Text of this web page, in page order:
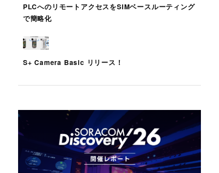
PLCへのリモートアクセスをSIMベースルーティング
で簡略化
S+ Camera Basic リリース！